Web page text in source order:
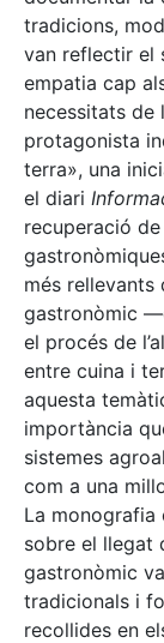
tradicions,
van reflectir el
empatia cap
necessitats de
protagonista
terra», una
el diari
recuperació
més rellevants
gastronòmic
el procés de
entre cuina i
aquesta
importància
sistemes
com a una
La monografia
sobre el llegat
gastronòmic
tradicionals i
recollides en